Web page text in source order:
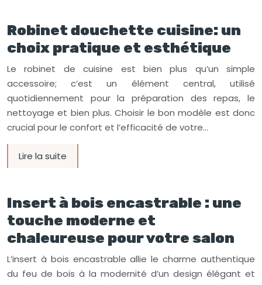
Robinet douchette cuisine: un
choix pratique et esthétique
Le robinet de cuisine est bien plus qu’un simple
accessoire; c’est un élément central, utilisé
quotidiennement pour la préparation des repas, le
nettoyage et bien plus. Choisir le bon modèle est donc
crucial pour le confort et l’efficacité de votre…
Lire la suite
Insert à bois encastrable : une
touche moderne et
chaleureuse pour votre salon
L’insert à bois encastrable allie le charme authentique
du feu de bois à la modernité d’un design élégant et